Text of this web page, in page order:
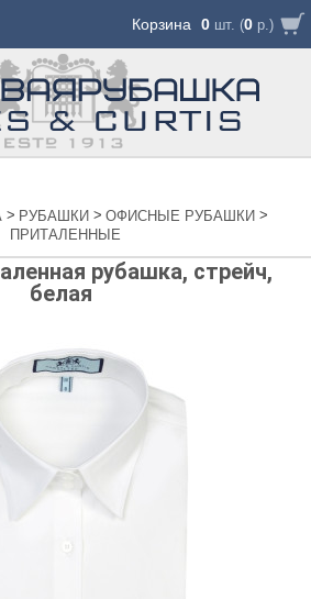
Корзина 0 шт. (0 р.)
> РУБАШКИ > ОФИСНЫЕ РУБАШКИ >
ПРИТАЛЕННЫЕ
рубашка, стрейч,
белая